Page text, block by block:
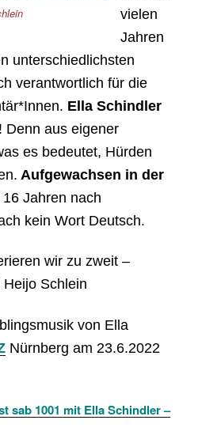
vielen
Jahren
unterschiedlichsten
verantwortlich für die
Ella Schindler
Denn aus eigener
es bedeutet, Hürden
Aufgewachsen in der
Jahren nach
kein Wort Deutsch.
wir zu zweit –
Schlein
von Ella
Nürnberg am 23.6.2022
sab 1001 mit Ella Schindler –